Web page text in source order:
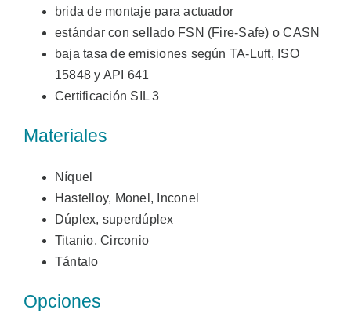
brida de montaje para actuador
estándar con sellado FSN (Fire-Safe) o CASN
baja tasa de emisiones según TA-Luft, ISO
15848 y API 641
Certificación SIL 3
Materiales
Níquel
Hastelloy, Monel, Inconel
Dúplex, superdúplex
Titanio, Circonio
Tántalo
Opciones